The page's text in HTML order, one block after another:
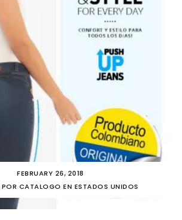
FEBRUARY 26, 2018
CATALOGO EN ESTADOS UNIDOS